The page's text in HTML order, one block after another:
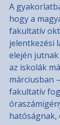
A
hogy a
fakultatív
jelentkezési
elején jutnak
az iskolák
márciusban
fakultatív
hatóságnak,